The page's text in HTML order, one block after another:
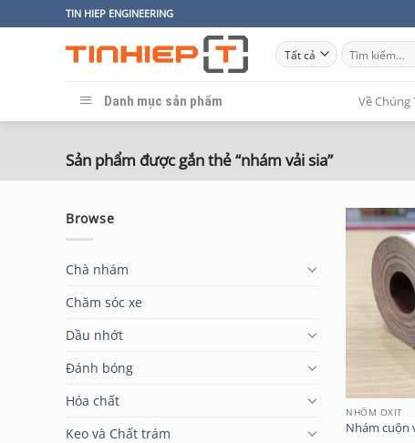
qua
TIN HIEP ENGINEERING
Tìm
kiếm:
Danh mục sản phẩm Về Chúng
Sản phẩm được gắn thẻ “nhám vải sia”
Browse
Chà nhám
Chăm sóc xe
Dầu nhớt
Đánh bóng
Hóa chất
Keo và Chất trám
NHÔM OXIT
Nhám cuộn